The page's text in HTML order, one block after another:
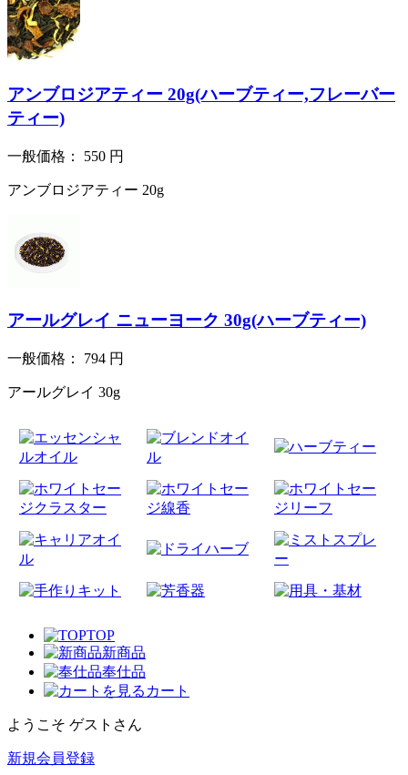
アンブロジアティー 20g(ハーブティー,フレーバー
ティー)
一般価格： 550 円
アンブロジアティー 20g
アールグレイ ニューヨーク 30g(ハーブティー)
一般価格： 794 円
アールグレイ 30g
TOP
新商品
奉仕品
カート
ようこそ ゲストさん
新規会員登録